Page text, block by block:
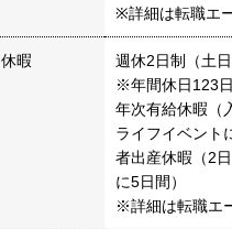
※詳細は転職エ
暇
週休2日制（土
※年間休日123
年次有給休暇（
ライフイベント
者出産休暇（2
に5日間）
※詳細は転職エ